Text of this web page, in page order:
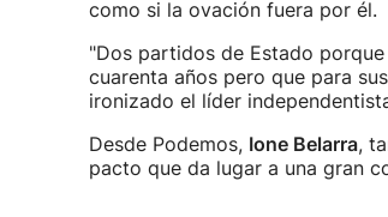
como si la ovación fuera por él.
"Dos partidos de Estado
cuarenta años pero que para
ironizado el líder
Desde Podemos, Ione Belarra,
pacto que da lugar a una gran